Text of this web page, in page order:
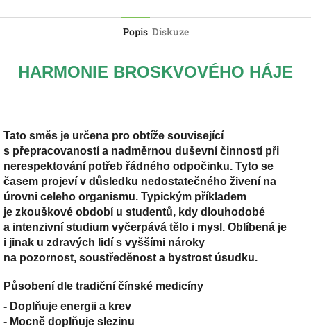
Popis Diskuze
HARMONIE BROSKVOVÉHO HÁJE
Tato směs je určena pro obtíže související
s přepracovaností a nadměrnou duševní činností při
nerespektování potřeb řádného odpočinku. Tyto se
časem projeví v důsledku nedostatečného živení na
úrovni celeho organismu. Typickým příkladem
je zkouškové období u studentů, kdy dlouhodobé
a intenzivní studium vyčerpává tělo i mysl. Oblíbená je
i jinak u zdravých lidí s vyššími nároky
na pozornost, soustředěnost a bystrost úsudku.
Působení dle tradiční čínské medicíny
- Doplňuje energii a krev
- Mocně doplňuje slezinu